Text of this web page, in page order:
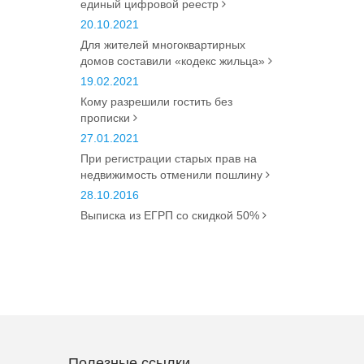
единый цифровой реестр
20.10.2021
Для жителей многоквартирных
домов составили «кодекс жильца»
19.02.2021
Кому разрешили гостить без
прописки
27.01.2021
При регистрации старых прав на
недвижимость отменили пошлину
28.10.2016
Выписка из ЕГРП со скидкой 50%